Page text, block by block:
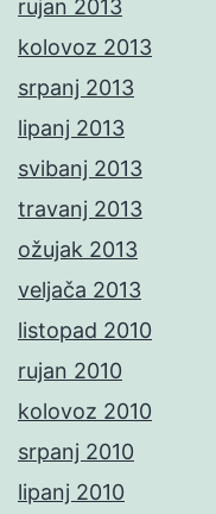
rujan 2013
kolovoz 2013
srpanj 2013
lipanj 2013
svibanj 2013
travanj 2013
ožujak 2013
veljača 2013
listopad 2010
rujan 2010
kolovoz 2010
srpanj 2010
lipanj 2010